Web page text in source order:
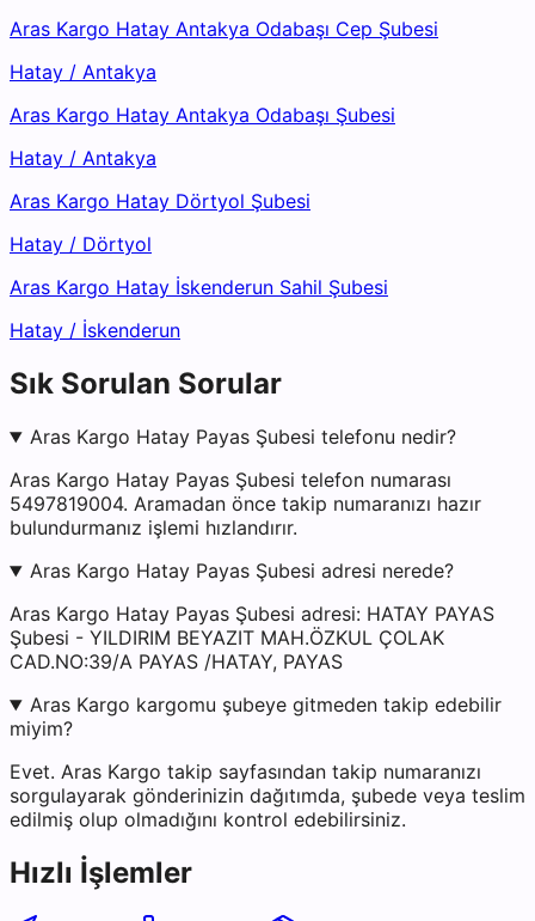
Aras Kargo Hatay Antakya Odabaşı Cep Şubesi
Hatay / Antakya
Aras Kargo Hatay Antakya Odabaşı Şubesi
Hatay / Antakya
Aras Kargo Hatay Dörtyol Şubesi
Hatay / Dörtyol
Aras Kargo Hatay İskenderun Sahil Şubesi
Hatay / İskenderun
Sık Sorulan Sorular
Aras Kargo Hatay Payas Şubesi telefonu nedir?
Aras Kargo Hatay Payas Şubesi telefon numarası
5497819004. Aramadan önce takip numaranızı hazır
bulundurmanız işlemi hızlandırır.
Aras Kargo Hatay Payas Şubesi adresi nerede?
Aras Kargo Hatay Payas Şubesi adresi: HATAY PAYAS
Şubesi - YILDIRIM BEYAZIT MAH.ÖZKUL ÇOLAK
CAD.NO:39/A PAYAS /HATAY, PAYAS
Aras Kargo kargomu şubeye gitmeden takip edebilir
miyim?
Evet. Aras Kargo takip sayfasından takip numaranızı
sorgulayarak gönderinizin dağıtımda, şubede veya teslim
edilmiş olup olmadığını kontrol edebilirsiniz.
Hızlı İşlemler